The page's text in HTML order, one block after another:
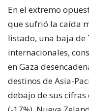
En el extremo
que sufrió la caída
listado, una baja de
internacionales,
en Gaza
destinos de Asia-
debajo de sus